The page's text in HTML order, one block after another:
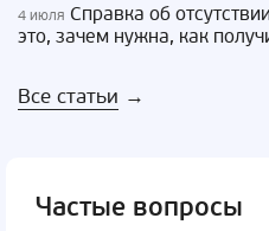
4 июля Справка об
это, зачем нужна, как
Все статьи →
Частые вопросы